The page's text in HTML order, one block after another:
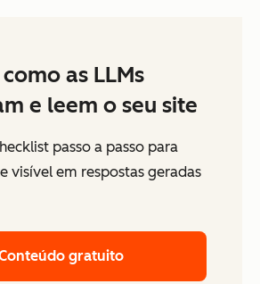
as LLMs
e leem o seu site
passo a passo para
visível em respostas geradas
gratuito